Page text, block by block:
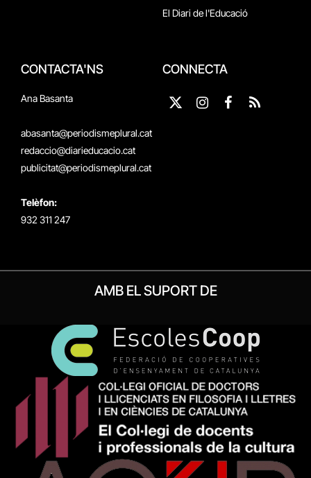
El Diari de l'Educació
CONTACTA'NS
Ana Basanta
abasanta@periodismeplural.cat
redaccio@diarieducacio.cat
publicitat@periodismeplural.cat
Telèfon:
932 311 247
CONNECTA
X
Instagram
Facebook
RSS
AMB EL SUPORT DE